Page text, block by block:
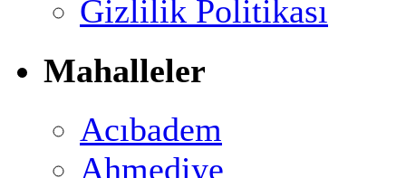
Gizlilik Politikası
Mahalleler
Acıbadem
Ahmediye